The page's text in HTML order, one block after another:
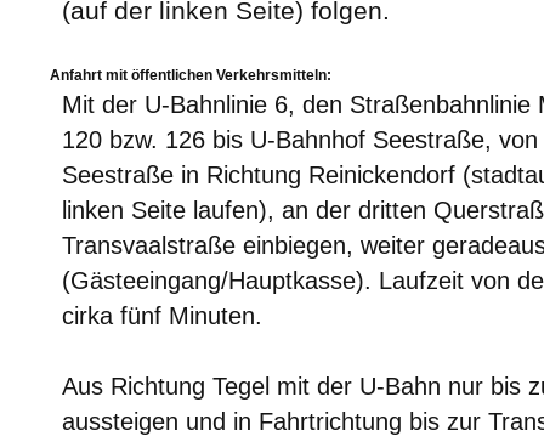
(auf der linken Seite) folgen.
Anfahrt mit öffentlichen Verkehrsmitteln:
Mit der U-Bahnlinie 6, den Straßenbahnlinie
120 bzw. 126 bis U-Bahnhof Seestraße,
Seestraße in Richtung Reinickendorf
linken Seite laufen), an der dritten
Transvaalstraße einbiegen, weiter
(Gästeeingang/Hauptkasse). Laufzeit von
cirka fünf Minuten.
Aus Richtung Tegel mit der U-Bahn nur bis
aussteigen und in Fahrtrichtung bis zur